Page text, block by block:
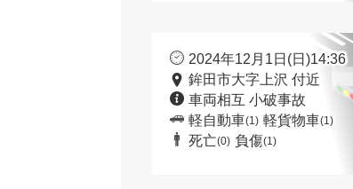
2024年12月1日(日)14:36
鉾田市大字上沢 付近
車両相互 小破事故
軽自動車(1) 軽貨物車(1)
死亡(0) 負傷(1)